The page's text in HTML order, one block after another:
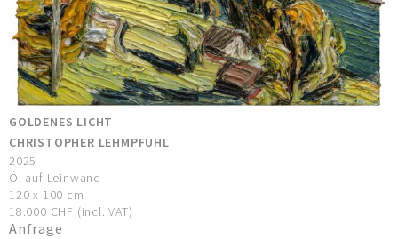
GOLDENES LICHT
CHRISTOPHER LEHMPFUHL
2025
Öl auf Leinwand
120 x 100 cm
18.000 CHF (incl. VAT)
Anfrage